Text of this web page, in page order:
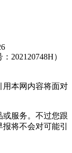
202120748H）
用本网内容将面对
服务。不过您跟
将不会对可能引